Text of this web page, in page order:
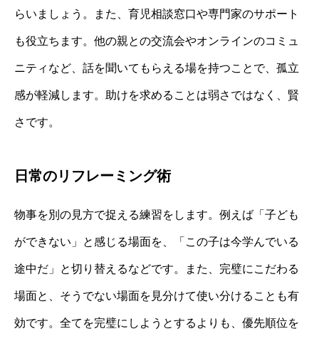
らいましょう。また、育児相談窓口や専門家のサポート
も役立ちます。他の親との交流会やオンラインのコミュ
ニティなど、話を聞いてもらえる場を持つことで、孤立
感が軽減します。助けを求めることは弱さではなく、賢
さです。
日常のリフレーミング術
物事を別の見方で捉える練習をします。例えば「子ども
ができない」と感じる場面を、「この子は今学んでいる
途中だ」と切り替えるなどです。また、完璧にこだわる
場面と、そうでない場面を見分けて使い分けることも有
効です。全てを完璧にしようとするよりも、優先順位を